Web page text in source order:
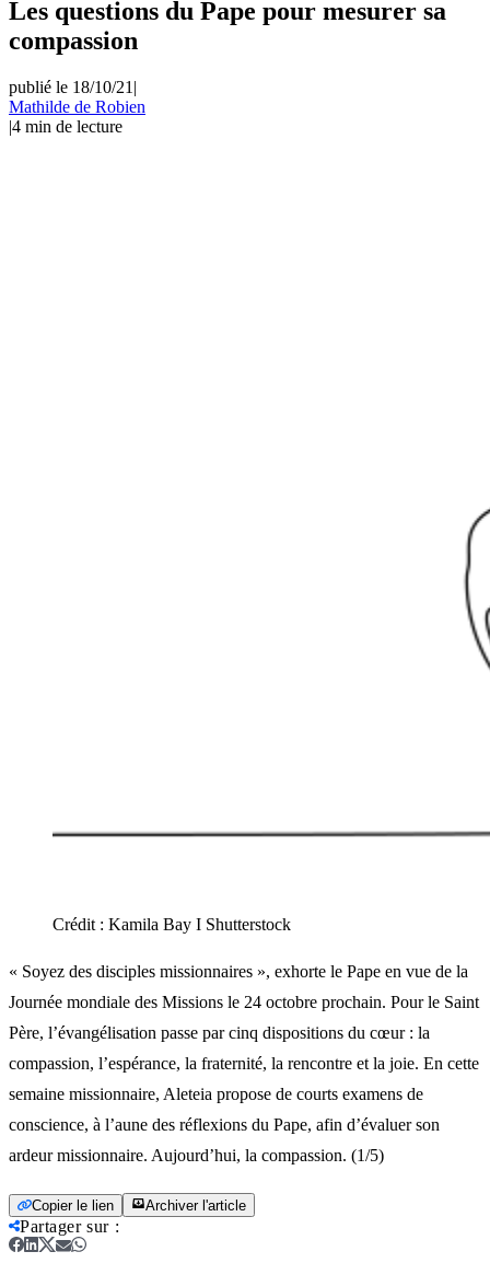
Les questions du Pape pour mesurer sa
compassion
publié le 18/10/21 |
Mathilde de Robien
|4 min de lecture
Crédit : Kamila Bay I Shutterstock
« Soyez des disciples missionnaires », exhorte le Pape en vue de la
Journée mondiale des Missions le 24 octobre prochain. Pour le Saint
Père, l’évangélisation passe par cinq dispositions du cœur : la
compassion, l’espérance, la fraternité, la rencontre et la joie. En cette
semaine missionnaire, Aleteia propose de courts examens de
conscience, à l’aune des réflexions du Pape, afin d’évaluer son
ardeur missionnaire. Aujourd’hui, la compassion. (1/5)
Copier le lien Archiver l'article
Partager sur: